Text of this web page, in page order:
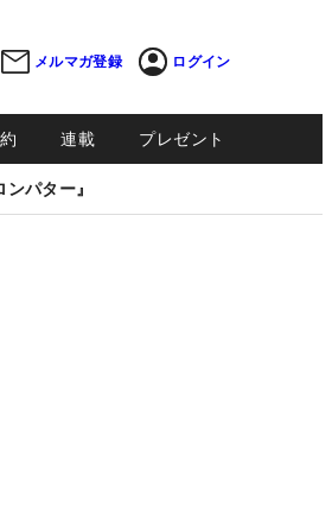
メルマガ登録 ログイン
連載 プレゼント
パター』